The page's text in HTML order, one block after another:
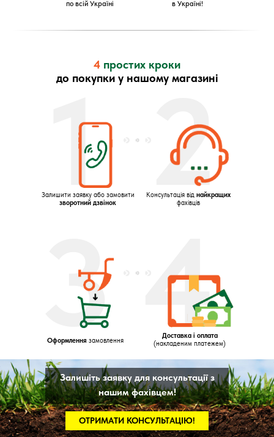
по всій Україні в Україні!
1
4
3
2
Залишити заявку або замовити
зворотний дзвінок
Консультація від найкращих
фахівців
Оформлення замовлення
Доставка і оплата
(накладеним платежем)
4 простих кроки
до покупки у нашому магазині
ОТРИМАТИ КОНСУЛЬТАЦІЮ!
Залишіть заявку для консультації з
нашим фахівцем!